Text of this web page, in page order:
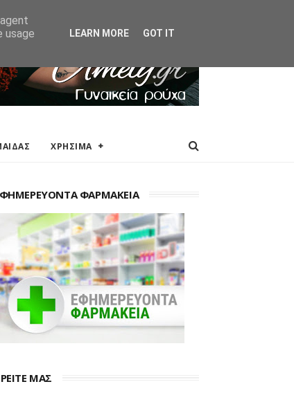
ΧΡΗΣΙΜΑ
ΦΑΡΜΑΚΕΙΑ
ΜΑΣ
usage
LEARN MORE GOT IT